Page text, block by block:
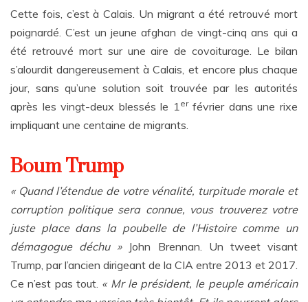
Cette fois, c’est à Calais. Un migrant a été retrouvé mort
poignardé. C’est un jeune afghan de vingt-cinq ans qui a
été retrouvé mort sur une aire de covoiturage. Le bilan
s’alourdit dangereusement à Calais, et encore plus chaque
jour, sans qu’une solution soit trouvée par les autorités
après les vingt-deux blessés le 1erfévrier dans une rixe
impliquant une centaine de migrants.
Boum Trump
« Quand l’étendue de votre vénalité, turpitude morale et
corruption politique sera connue, vous trouverez votre
juste place dans la poubelle de l’Histoire comme un
démagogue déchu »John Brennan. Un tweet visant
Trump, par l’ancien dirigeant de la CIA entre 2013 et 2017.
Ce n’est pas tout. « Mr le président, le peuple américain